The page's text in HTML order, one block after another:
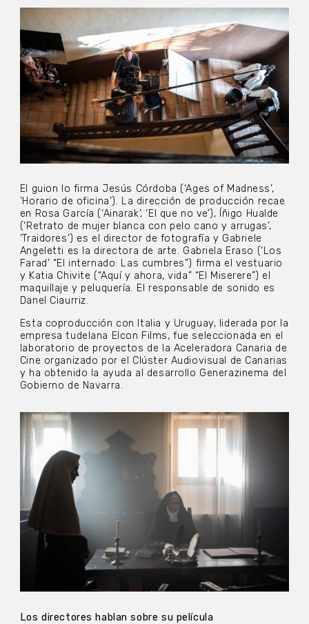
El guion lo firma Jesús Córdoba (‘Ages of Madness’,
‘Horario de oficina’). La dirección de producción recae
en Rosa García (‘Ainarak’, ‘El que no ve’), Íñigo Hualde
(‘Retrato de mujer blanca con pelo cano y arrugas’,
‘Traidores’) es el director de fotografía y Gabriele
Angeletti es la directora de arte. Gabriela Eraso (‘Los
Farad’ “El internado: Las cumbres”) firma el vestuario
y Katia Chivite (“Aquí y ahora, vida” “El Miserere”) el
maquillaje y peluquería. El responsable de sonido es
Danel Ciaurriz.
Esta coproducción con Italia y Uruguay, liderada por la
empresa tudelana Elcon Films, fue seleccionada en el
laboratorio de proyectos de la Aceleradora Canaria de
Cine organizado por el Clúster Audiovisual de Canarias
y ha obtenido la ayuda al desarrollo Generazinema del
Gobierno de Navarra.
Los directores hablan sobre su película